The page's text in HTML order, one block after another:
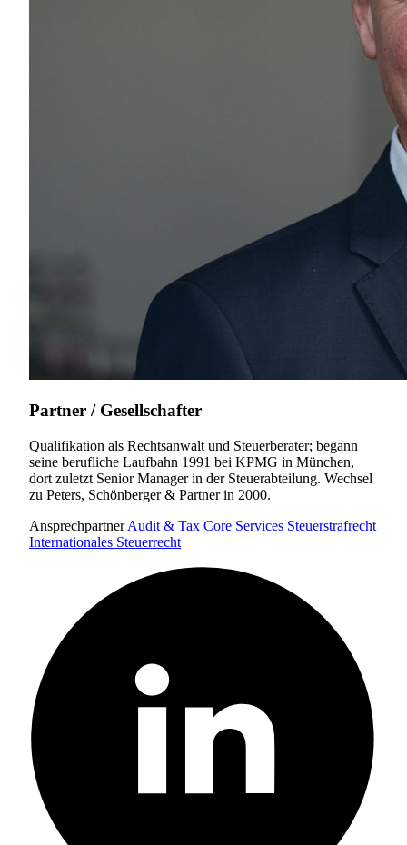
Partner / Gesellschafter
Qualifikation als Rechtsanwalt und Steuerberater; begann
seine berufliche Laufbahn 1991 bei KPMG in München,
dort zuletzt Senior Manager in der Steuerabteilung. Wechsel
zu Peters, Schönberger & Partner in 2000.
Ansprechpartner Audit & Tax Core Services Steuerstrafrecht
Internationales Steuerrecht